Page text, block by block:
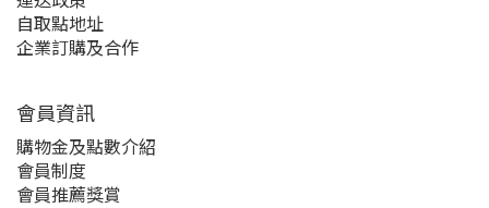
自取點地址
企業訂購及合作
會員資訊
購物金及點數介紹
會員制度
會員推薦獎賞